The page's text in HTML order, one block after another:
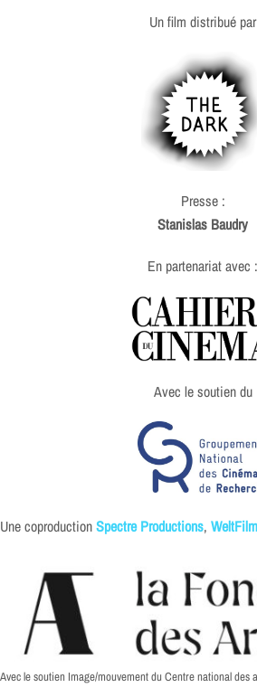
Un film distribué par
Presse :
Stanislas Baudry
En partenariat avec :
Avec le soutien du
Une coproductionSpectre Productions, WeltFilm
Avec le soutien Image/mouvement du Centre national des